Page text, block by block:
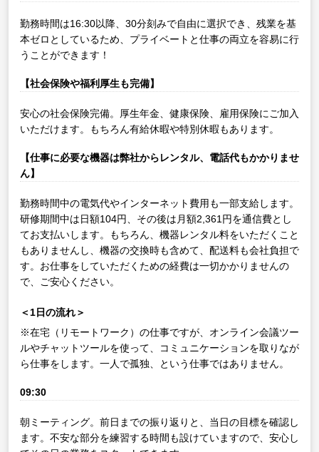
勤務時間は16:30以降、30分刻みで自由に選択でき、残業を基
本ゼロとしているため、プライベートと仕事の両立を容易に行
うことができます！
【社会保険や福利厚生も完備】
安心の社会保険完備。厚生年金、健康保険、雇用保険にご加入
いただけます。もちろん有給休暇や特別休暇もあります。
【仕事に必要な機器は弊社からレンタル、電話代もかかりませ
ん】
勤務時間中の電気代やインターネット費用も一部支給します。
研修期間中は日額104円、その後は月額2,361円を通信費とし
てお支払いします。もちろん、機器レンタル料をいただくこと
もありませんし、機器の交換時も含めて、配送料も会社負担で
す。お仕事をしていただくための経費は一切かかりませんの
で、ご安心ください。
＜1日の流れ＞
※在宅（リモートワーク）の仕事ですが、オンライン会議ツー
ルやチャットツールを使って、コミュニケーションを取りなが
ら仕事をします。一人で孤独、という仕事ではありません。
09:30
朝ミーティング。前日までの振り返りと、当日の目標を確認し
ます。不安な部分を練習する時間も設けていますので、安心し